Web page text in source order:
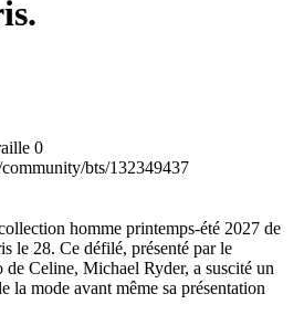
0
bts/132349437
homme printemps-été 2027 de
le 28. Ce défilé, présenté par le
Celine, Michael Ryder, a suscité un
la mode avant même sa présentation